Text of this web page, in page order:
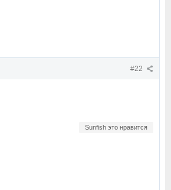
#22
Sunfish это нравится